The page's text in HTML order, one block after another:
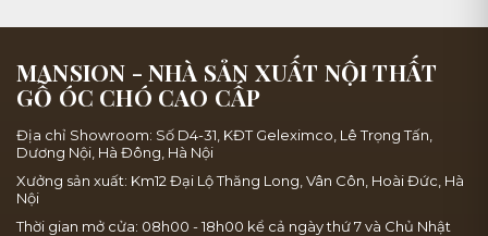
MANSION - NHÀ SẢN XUẤT NỘI THẤT
GỖ ÓC CHÓ CAO CẤP
Địa chỉ Showroom: Số D4-31, KĐT Geleximco, Lê Trọng Tấn,
Dương Nội, Hà Đông, Hà Nội
Xưởng sản xuất: Km12 Đại Lộ Thăng Long, Vân Côn, Hoài Đức, Hà
Nội
Thời gian mở cửa: 08h00 - 18h00 kể cả ngày thứ 7 và Chủ Nhật